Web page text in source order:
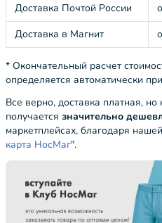
Доставка Почтой России
Доставка в Магнит
* Окончательный расчет
определяется автоматически
Все верно, доставка платная, но
получается значительно
маркетплейсах, благодаря
карта НосМаг".